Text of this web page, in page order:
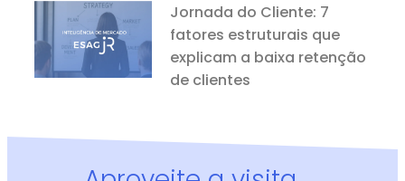
Jornada do Cliente: 7
fatores estruturais que
explicam a baixa retenção
de clientes